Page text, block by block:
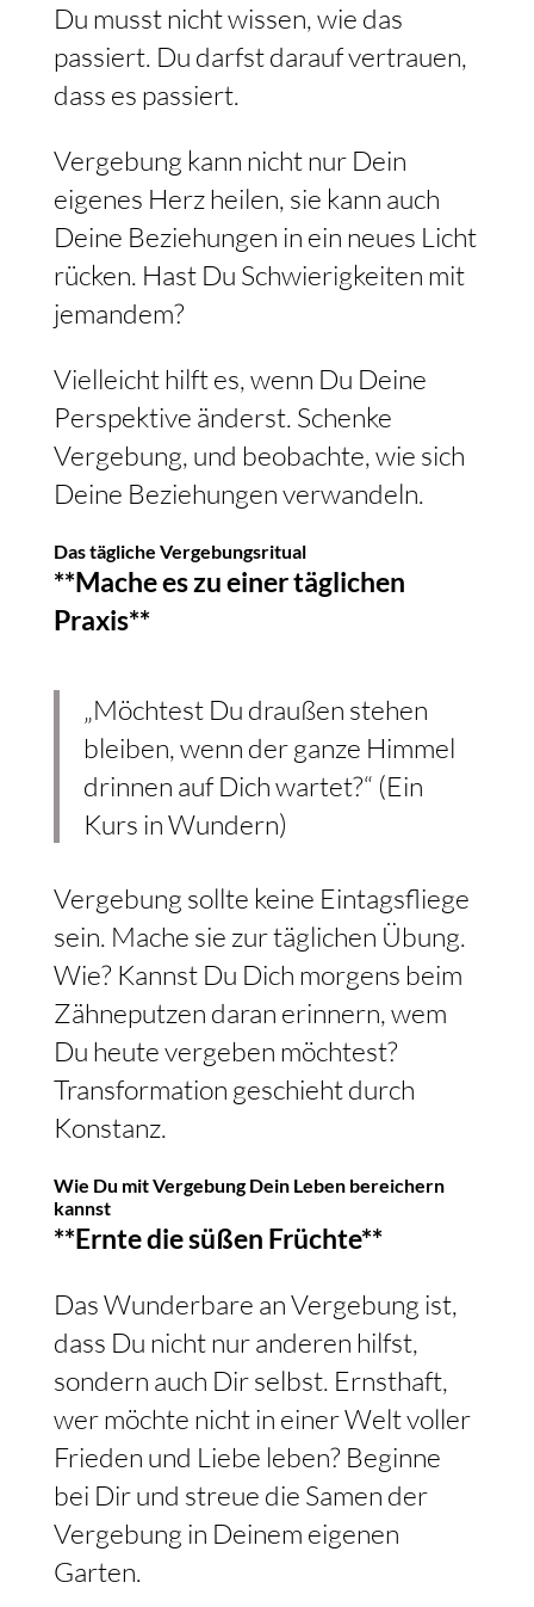
Du musst nicht wissen, wie das
passiert. Du darfst darauf vertrauen,
dass es passiert.
Vergebung kann nicht nur Dein
eigenes Herz heilen, sie kann auch
Deine Beziehungen in ein neues Licht
rücken. Hast Du Schwierigkeiten mit
jemandem?
Vielleicht hilft es, wenn Du Deine
Perspektive änderst. Schenke
Vergebung, und beobachte, wie sich
Deine Beziehungen verwandeln.
Das tägliche Vergebungsritual
**Mache es zu einer täglichen
Praxis**
„Möchtest Du draußen stehen
bleiben, wenn der ganze Himmel
drinnen auf Dich wartet?“ (Ein
Kurs in Wundern)
Vergebung sollte keine Eintagsfliege
sein. Mache sie zur täglichen Übung.
Wie? Kannst Du Dich morgens beim
Zähneputzen daran erinnern, wem
Du heute vergeben möchtest?
Transformation geschieht durch
Konstanz.
Wie Du mit Vergebung Dein Leben bereichern
kannst
**Ernte die süßen Früchte**
Das Wunderbare an Vergebung ist,
dass Du nicht nur anderen hilfst,
sondern auch Dir selbst. Ernsthaft,
wer möchte nicht in einer Welt voller
Frieden und Liebe leben? Beginne
bei Dir und streue die Samen der
Vergebung in Deinem eigenen
Garten.